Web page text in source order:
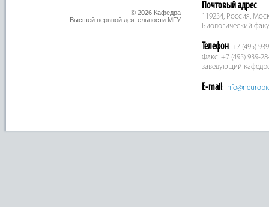
© 2026 Кафедра
Высшей нервной деятельности МГУ
Почтовый адрес:
119234, Россия,
Биологический
Телефон: +7 (495)
Факс: +7 (495) 939-
заведующий
E-mail :